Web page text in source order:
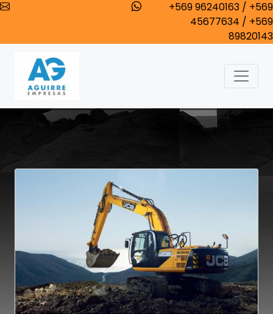
+569 96240163 / +569
45677634 / +569
89820143